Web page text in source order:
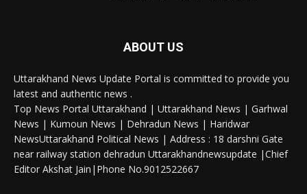
ABOUT US
Uttarakhand News Update Portal is committed to provide you
latest and authentic news .
Top News Portal Uttarakhand | Uttarakhand News | Garhwal
News | Kumoun News | Dehradun News | Haridwar
NewsUttarakhand Political News | Address : 18 darshni Gate
near railway station dehradun Uttarakhandnewsupdate |Chief
Editor Akshat Jain|Phone No.9012522667